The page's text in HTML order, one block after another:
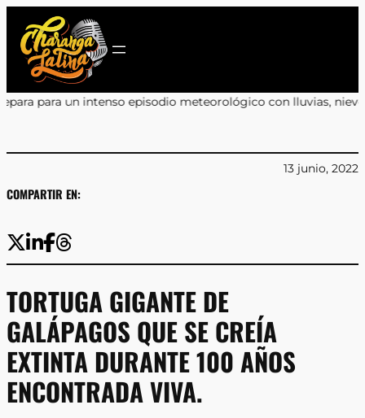
contenido
episodio meteorológico con lluvias, nieve y vientos de hasta
COMPARTIR EN:
13 junio, 2022
TORTUGA GIGANTE DE
GALÁPAGOS QUE SE CREÍA
EXTINTA DURANTE 100 AÑOS
ENCONTRADA VIVA.